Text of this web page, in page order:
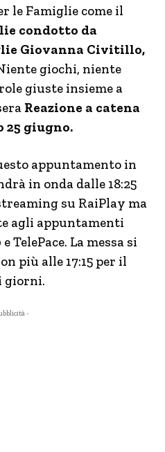
le Famiglie come il
condotto da
Giovanna Civitillo,
giochi, niente
giuste insieme a
Reazione a catena
25 giugno.
appuntamento in
in onda dalle 18:25
su RaiPlay ma
agli appuntamenti
TelePace. La messa si
più alle 17:15 per il
giorni.
-